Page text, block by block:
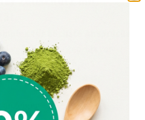
für höchste Ansprüche
| vegan | laborgeprüft
Kombination aus
aus japanischem
Extrakte aus
und Rotwein. Mit 225 mg